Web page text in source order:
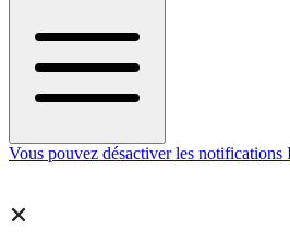
Vous pouvez désactiver les notifications